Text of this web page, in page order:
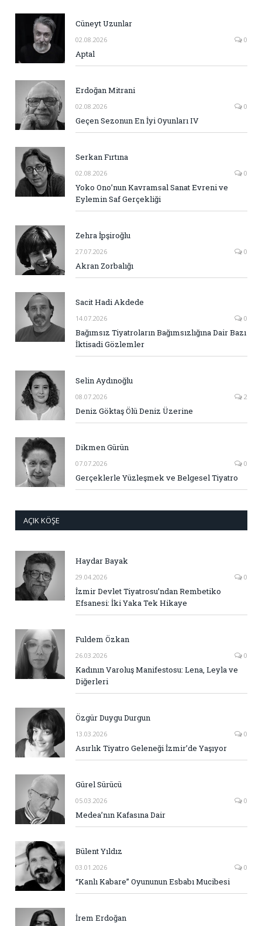
Cüneyt Uzunlar
02.08.2026 0
Aptal
Erdoğan Mitrani
02.08.2026 0
Geçen Sezonun En İyi Oyunları IV
Serkan Fırtına
02.08.2026 0
Yoko Ono’nun Kavramsal Sanat Evreni ve
Eylemin Saf Gerçekliği
Zehra İpşiroğlu
27.07.2026 0
Akran Zorbalığı
Sacit Hadi Akdede
14.07.2026 0
Bağımsız Tiyatroların Bağımsızlığına Dair Bazı
İktisadi Gözlemler
Selin Aydınoğlu
08.07.2026 2
Deniz Göktaş Ölü Deniz Üzerine
Dikmen Gürün
07.07.2026 0
Gerçeklerle Yüzleşmek ve Belgesel Tiyatro
AÇIK KÖŞE
Haydar Bayak
29.04.2026 0
İzmir Devlet Tiyatrosu’ndan Rembetiko
Efsanesi: İki Yaka Tek Hikaye
Fuldem Özkan
26.03.2026 0
Kadının Varoluş Manifestosu: Lena, Leyla ve
Diğerleri
Özgür Duygu Durgun
13.03.2026 0
Asırlık Tiyatro Geleneği İzmir’de Yaşıyor
Gürel Sürücü
05.03.2026 0
Medea’nın Kafasına Dair
Bülent Yıldız
03.01.2026 0
“Kanlı Kabare” Oyununun Esbabı Mucibesi
İrem Erdoğan